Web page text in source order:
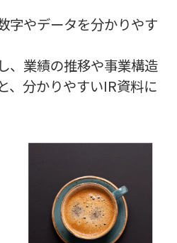
字やデータを分かりやす
、業績の推移や事業構造
、分かりやすいIR資料に